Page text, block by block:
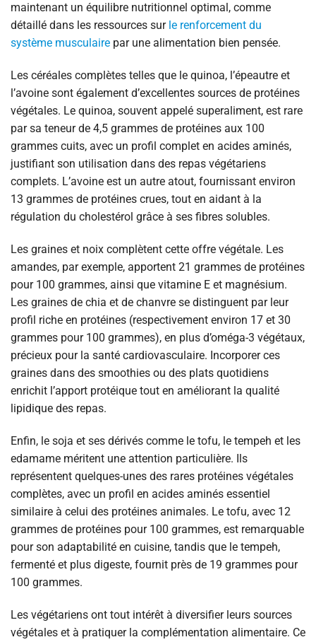
maintenant un équilibre nutritionnel optimal, comme
détaillé dans les ressources sur le renforcement du
système musculaire par une alimentation bien pensée.
Les céréales complètes telles que le quinoa, l’épeautre et
l’avoine sont également d’excellentes sources de protéines
végétales. Le quinoa, souvent appelé superaliment, est rare
par sa teneur de 4,5 grammes de protéines aux 100
grammes cuits, avec un profil complet en acides aminés,
justifiant son utilisation dans des repas végétariens
complets. L’avoine est un autre atout, fournissant environ
13 grammes de protéines crues, tout en aidant à la
régulation du cholestérol grâce à ses fibres solubles.
Les graines et noix complètent cette offre végétale. Les
amandes, par exemple, apportent 21 grammes de protéines
pour 100 grammes, ainsi que vitamine E et magnésium.
Les graines de chia et de chanvre se distinguent par leur
profil riche en protéines (respectivement environ 17 et 30
grammes pour 100 grammes), en plus d’oméga-3 végétaux,
précieux pour la santé cardiovasculaire. Incorporer ces
graines dans des smoothies ou des plats quotidiens
enrichit l’apport protéique tout en améliorant la qualité
lipidique des repas.
Enfin, le soja et ses dérivés comme le tofu, le tempeh et les
edamame méritent une attention particulière. Ils
représentent quelques-unes des rares protéines végétales
complètes, avec un profil en acides aminés essentiel
similaire à celui des protéines animales. Le tofu, avec 12
grammes de protéines pour 100 grammes, est remarquable
pour son adaptabilité en cuisine, tandis que le tempeh,
fermenté et plus digeste, fournit près de 19 grammes pour
100 grammes.
Les végétariens ont tout intérêt à diversifier leurs sources
végétales et à pratiquer la complémentation alimentaire. Ce